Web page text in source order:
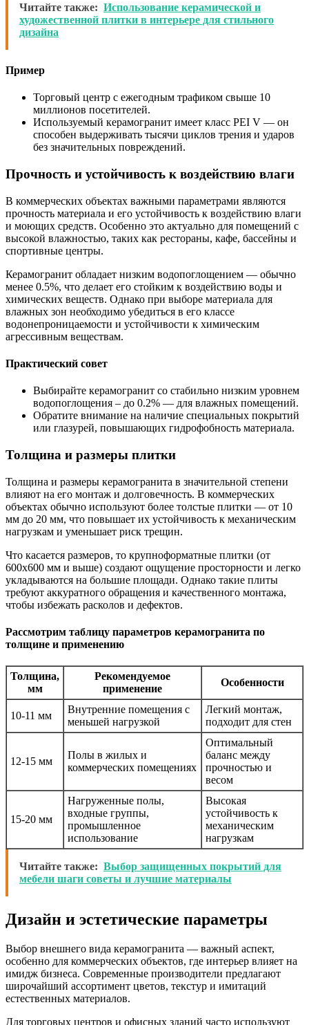
Читайте также: Использование керамической и
художественной плитки в интерьере для стильного
дизайна
Пример
Торговый центр с ежегодным трафиком свыше 10
миллионов посетителей.
Используемый керамогранит имеет класс PEI V — он
способен выдерживать тысячи циклов трения и ударов
без значительных повреждений.
Прочность и устойчивость к воздействию влаги
В коммерческих объектах важными параметрами являются
прочность материала и его устойчивость к воздействию влаги
и моющих средств. Особенно это актуально для помещений с
высокой влажностью, таких как рестораны, кафе, бассейны и
спортивные центры.
Керамогранит обладает низким водопоглощением — обычно
менее 0.5%, что делает его стойким к воздействию воды и
химических веществ. Однако при выборе материала для
влажных зон необходимо убедиться в его классе
водонепроницаемости и устойчивости к химическим
агрессивным веществам.
Практический совет
Выбирайте керамогранит со стабильно низким уровнем
водопоглощения – до 0.2% — для влажных помещений.
Обратите внимание на наличие специальных покрытий
или глазурей, повышающих гидрофобность материала.
Толщина и размеры плитки
Толщина и размеры керамогранита в значительной степени
влияют на его монтаж и долговечность. В коммерческих
объектах обычно используют более толстые плитки — от 10
мм до 20 мм, что повышает их устойчивость к механическим
нагрузкам и уменьшает риск трещин.
Что касается размеров, то крупноформатные плитки (от
600х600 мм и выше) создают ощущение просторности и легко
укладываются на большие площади. Однако такие плиты
требуют аккуратного обращения и качественного монтажа,
чтобы избежать расколов и дефектов.
Рассмотрим таблицу параметров керамогранита по
толщине и применению
Толщина,
мм
Рекомендуемое
применение
Особенности
10-11 мм
Внутренние помещения с
меньшей нагрузкой
Легкий монтаж,
подходит для стен
12-15 мм
Полы в жилых и
коммерческих помещениях
Оптимальный
баланс между
прочностью и
весом
15-20 мм
Нагруженные полы,
входные группы,
промышленное
использование
Высокая
устойчивость к
механическим
нагрузкам
Читайте также: Выбор защищенных покрытий для
мебели шаги советы и лучшие материалы
Дизайн и эстетические параметры
Выбор внешнего вида керамогранита — важный аспект,
особенно для коммерческих объектов, где интерьер влияет на
имидж бизнеса. Современные производители предлагают
широчайший ассортимент цветов, текстур и имитаций
естественных материалов.
Для торговых центров и офисных зданий часто используют